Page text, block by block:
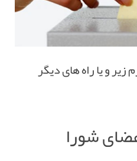
زیر و یا راه های دیگر
شورا